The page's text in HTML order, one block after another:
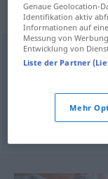
reiben,entfernen,
abstauben
Genaue Geolocation-
Identifikation aktiv
Informationen auf
Messung von
Entwicklung von
Liste der Partner
Mehr